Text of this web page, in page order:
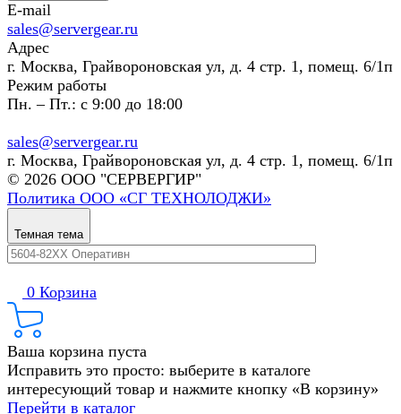
E-mail
sales@servergear.ru
Адрес
г. Москва, Грайвороновская ул, д. 4 стр. 1, помещ. 6/1п
Режим работы
Пн. – Пт.: с 9:00 до 18:00
sales@servergear.ru
г. Москва, Грайвороновская ул, д. 4 стр. 1, помещ. 6/1п
© 2026 ООО "СЕРВЕРГИР"
Политика ООО «СГ ТЕХНОЛОДЖИ»
Темная тема
0 Корзина
Ваша корзина пуста
Исправить это просто: выберите в каталоге
интересующий товар и нажмите кнопку «В корзину»
Перейти в каталог